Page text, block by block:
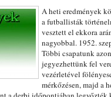
A heti eredmények
a futballisták
vesztett el ekkora
nagyobbal. 1952.
Többi csapatunk
jegyezhettünk fel
vezérletével
mérkőzésen, majd a